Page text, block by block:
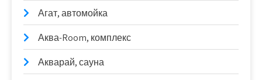
Агат, автомойка
Аква-Room, комплекс
Акварай, сауна